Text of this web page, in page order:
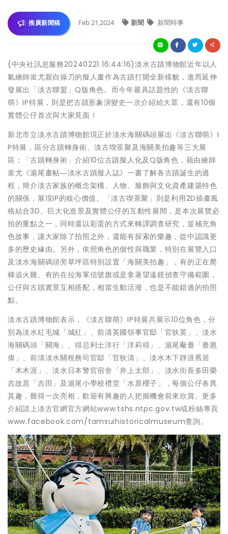
推廣新聞稿 Feb 21,2024 新聞 新聞時事
(中央社訊息服務20240221 16:44:16)淡水古蹟博物館近年以人
氣繪師蚩尤親自操刀的擬人畫作為古蹟打開全新樣貌，進而延伸
發展出「淡古聯盟」Q版角色。而今年最具話題性的《淡古聯
萌》IP特展，則是把古蹟形象演變史一次介紹給大眾，還有10個
實體公仔首次與大家見面！
新北市立淡水古蹟博物館現正於淡水海關碼頭展出《淡古聯萌》I
P特展，區分古蹟轉身術、淡古喫茶聚及海關美拍趣等三大展
區；「古蹟轉身術」介紹10位古蹟擬人化及Q版角色，藉由繪師
蚩尤《滬尾畫帖―淡水古蹟擬人誌》一書了解各古蹟誕生的過
程，簡介淡古家族的概念架構、人物、服飾與文化資產建築特色
的關係，展現IP的核心價值。「淡古喫茶聚」則是利用2D插畫風
格結合3D、巨大化造景及實體公仔的互動性展間，是本次展覽必
拍的重點之一，同時還以彩蛋的方式來轉譯調查研究，並補充角
色故事，讓大家除了拍照之外，還能有探索的樂趣，從中認識更
多的歷史緣由。另外，依照角色的個性與職業，特別在展覽入口
及淡水海關碼頭旁草坪區特別設置「海關美拍趣」，有的正在爬
梯追火雞、有的在拉海軍信號旗或是拿著望遠鏡偵查守備範圍，
公仔與古蹟實景互相搭配，相當生動活潑，也是不能錯過的拍照
點。
淡水古蹟博物館表示，《淡古聯萌》IP特展共展示10位角色，分
別為淡水紅毛城「城紅」、前清英國領事官邸「官狄英」、淡水
海關碼頭「關海」、得忌利士洋行「洋莉得」、滬尾礮臺「臺扈
偉」、前清淡水關稅務司官邸「官狄清」、淡水木下靜涯舊居
「木木涯」、淡水日本警官宿舍「井上太郎」、淡水街長多田榮
吉故居「吉田」及滬尾小學校禮堂「水原櫻子」，每個公仔各異
其趣，難得一次亮相，歡迎有興趣的人把握機會前來欣賞。更多
介紹請上淡古官網官方網站www.tshs.ntpc.gov.tw或粉絲專頁
www.facebook.com/tamsuihistoricalmuseum查詢。